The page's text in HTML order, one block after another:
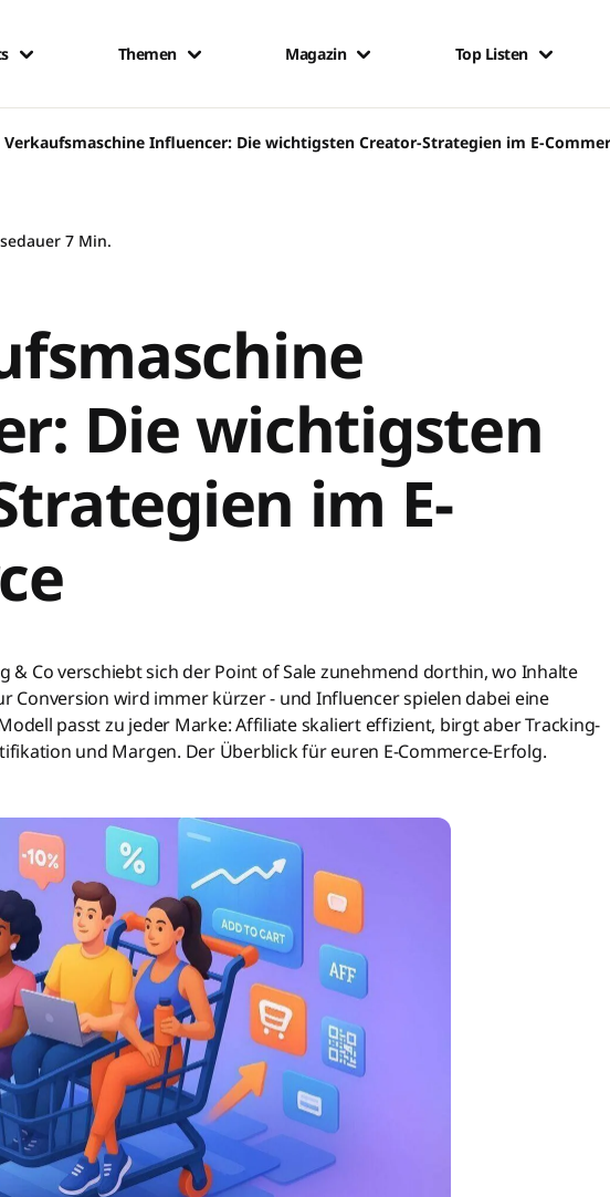
Themen Magazin Top Listen
Verkaufsmaschine Influencer: Die wichtigsten Creator-Strategien im E-
7 Min.
Die wichtigsten
im E-
& Co verschiebt sich der Point of Sale zunehmend dorthin, wo Inhalte
Conversion wird immer kürzer - und Influencer spielen dabei eine
passt zu jeder Marke: Affiliate skaliert effizient, birgt aber Tracking-
und Margen. Der Überblick für euren E-Commerce-Erfolg.